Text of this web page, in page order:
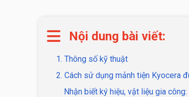
Nội dung bài viết:
1. Thông số kỹ thuật
2. Cách sử dụng mảnh tiện Kyocera
Nhận biết ký hiệu, vật liệu gia công: